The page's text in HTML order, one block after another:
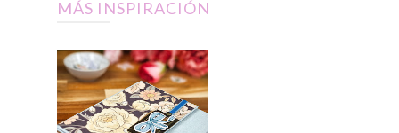
MÁS INSPIRACIÓN